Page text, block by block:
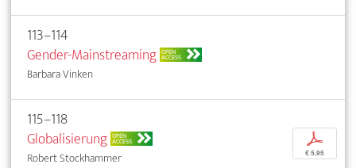
113–114
Gender-Mainstreaming OPEN
ACCESS
Barbara Vinken
115–118
Globalisierung OPEN
ACCESS
Robert Stockhammer
p
€ 5,95